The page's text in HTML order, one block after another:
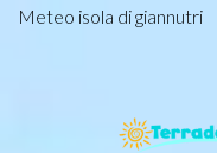
Meteo isola di giannutri